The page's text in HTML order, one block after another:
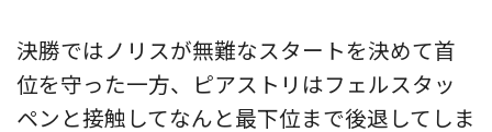
決勝ではノリスが無難なスタートを決めて首
位を守った一方、ピアストリはフェルスタッ
ペンと接触してなんと最下位まで後退してしま